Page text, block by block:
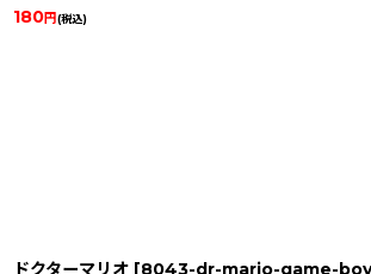
180円(税込)
ドクターマリオ [8043-dr-mario-game-boy